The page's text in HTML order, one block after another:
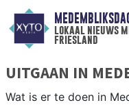
lokaal nieuws
friesland
UITGAAN IN
Wat is er te doen in